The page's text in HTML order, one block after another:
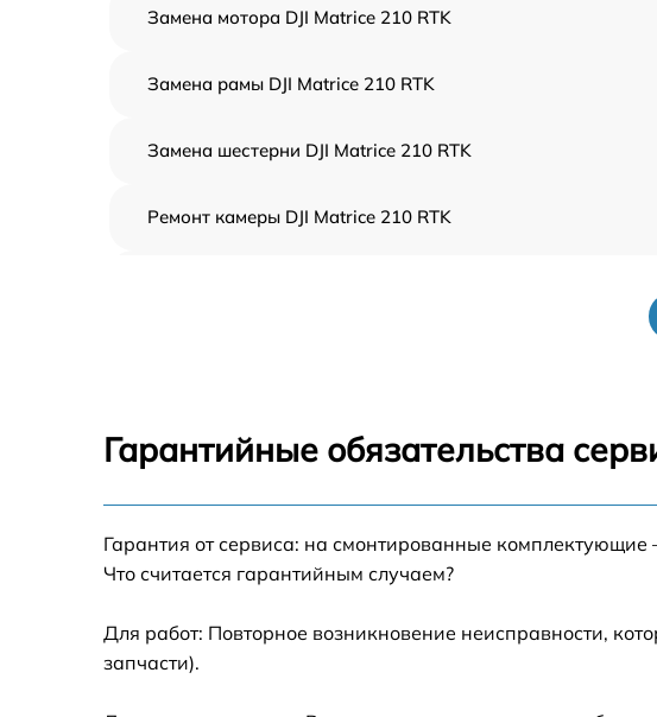
Замена мотора DJI Matrice 210 RTK
Замена рамы DJI Matrice 210 RTK
Замена шестерни DJI Matrice 210 RTK
Ремонт камеры DJI Matrice 210 RTK
Замена GPS-модуля DJI Matrice 210 RTK
Гарантийные обязательства
Гарантия от сервиса: на смонтированные
Что считается гарантийным случаем?
Для работ: Повторное возникновение неисправности,
запчасти).